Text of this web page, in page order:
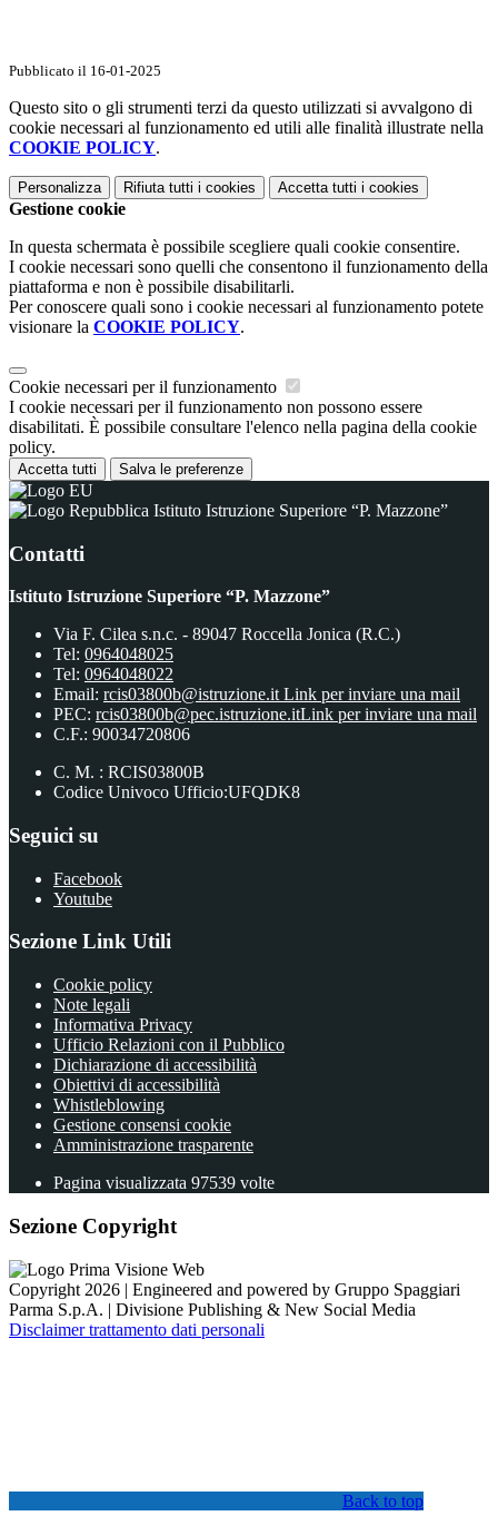
Pubblicato il 16-01-2025
Questo sito o gli strumenti terzi da questo utilizzati si avvalgono di
cookie necessari al funzionamento ed utili alle finalità illustrate nella
COOKIE POLICY.
Personalizza Rifiuta tutti i cookies Accetta tutti i cookies
Gestione cookie
In questa schermata è possibile scegliere quali cookie consentire.
I cookie necessari sono quelli che consentono il funzionamento della
piattaforma e non è possibile disabilitarli.
Per conoscere quali sono i cookie necessari al funzionamento potete
visionare la COOKIE POLICY.
Cookie necessari per il funzionamento
I cookie necessari per il funzionamento non possono essere
disabilitati. È possibile consultare l'elenco nella pagina della cookie
policy.
Accetta tutti Salva le preferenze
Istituto Istruzione Superiore “P. Mazzone”
Contatti
Istituto Istruzione Superiore “P. Mazzone”
Via F. Cilea s.n.c. - 89047 Roccella Jonica (R.C.)
Tel: 0964048025
Tel: 0964048022
Email: rcis03800b@istruzione.it Link per inviare una mail
PEC: rcis03800b@pec.istruzione.itLink per inviare una mail
C.F.: 90034720806
C. M. : RCIS03800B
Codice Univoco Ufficio:UFQDK8
Seguici su
Facebook
Youtube
Sezione Link Utili
Cookie policy
Note legali
Informativa Privacy
Ufficio Relazioni con il Pubblico
Dichiarazione di accessibilità
Obiettivi di accessibilità
Whistleblowing
Gestione consensi cookie
Amministrazione trasparente
Pagina visualizzata 97539 volte
Sezione Copyright
Copyright 2026 | Engineered and powered by Gruppo Spaggiari
Parma S.p.A. | Divisione Publishing & New Social Media
Disclaimer trattamento dati personali
Back to top